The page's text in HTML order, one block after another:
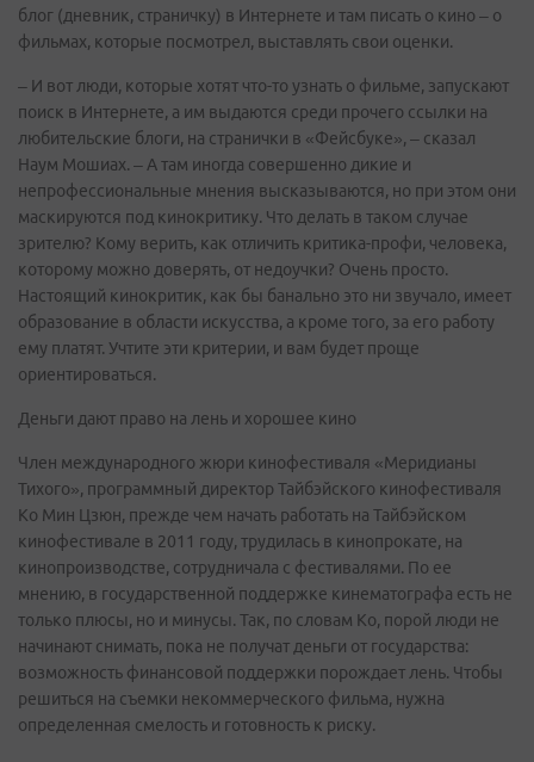
блог (дневник, страничку) в Интернете и там писать о кино – о
фильмах, которые посмотрел, выставлять свои оценки.
– И вот люди, которые хотят что-то узнать о фильме, запускают
поиск в Интернете, а им выдаются среди прочего ссылки на
любительские блоги, на странички в «Фейсбуке», – сказал
Наум Мошиах. – А там иногда совершенно дикие и
непрофессиональные мнения высказываются, но при этом они
маскируются под кинокритику. Что делать в таком случае
зрителю? Кому верить, как отличить критика-профи, человека,
которому можно доверять, от недоучки? Очень просто.
Настоящий кинокритик, как бы банально это ни звучало, имеет
образование в области искусства, а кроме того, за его работу
ему платят. Учтите эти критерии, и вам будет проще
ориентироваться.
Деньги дают право на лень и хорошее кино
Член международного жюри кинофестиваля «Меридианы
Тихого», программный директор Тайбэйского кинофестиваля
Ко Мин Цзюн, прежде чем начать работать на Тайбэйском
кинофестивале в 2011 году, трудилась в кинопрокате, на
кинопроизводстве, сотрудничала с фестивалями. По ее
мнению, в государственной поддержке кинематографа есть не
только плюсы, но и минусы. Так, по словам Ко, порой люди не
начинают снимать, пока не получат деньги от государства:
возможность финансовой поддержки порождает лень. Чтобы
решиться на съемки некоммерческого фильма, нужна
определенная смелость и готовность к риску.